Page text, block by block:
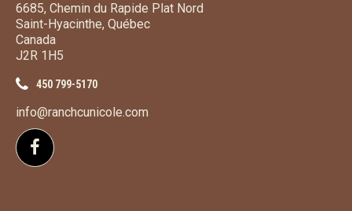
6685, Chemin du Rapide Plat Nord
Saint-Hyacinthe, Québec
Canada
J2R 1H5
450 799-5170
info@ranchcunicole.com
Suivez-nous sur Facebook